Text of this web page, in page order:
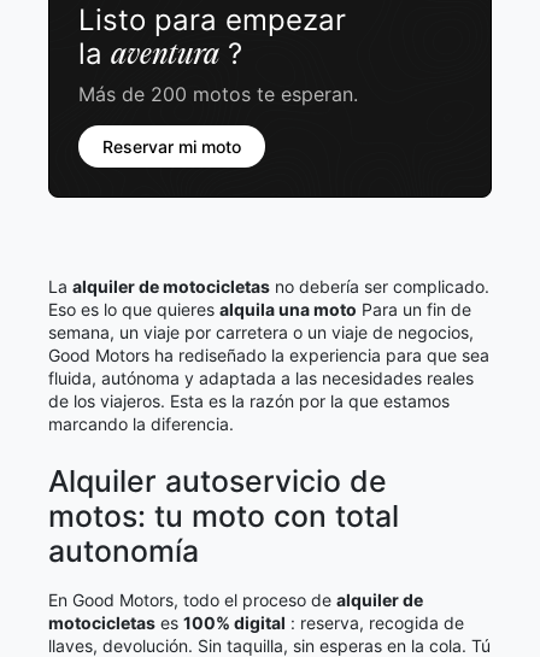
Listo para empezar
la aventura ?
Más de 200 motos te esperan.
Reservar mi moto
La alquiler de motocicletas no debería ser complicado.
Eso es lo que quieres alquila una moto Para un fin de
semana, un viaje por carretera o un viaje de negocios,
Good Motors ha rediseñado la experiencia para que sea
fluida, autónoma y adaptada a las necesidades reales
de los viajeros. Esta es la razón por la que estamos
marcando la diferencia.
Alquiler autoservicio de
motos: tu moto con total
autonomía
En Good Motors, todo el proceso de alquiler de
motocicletas es 100% digital : reserva, recogida de
llaves, devolución. Sin taquilla, sin esperas en la cola. Tú